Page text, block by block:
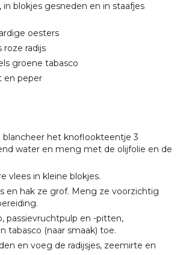
in blokjes gesneden en in staafjes
oesters
roze radijs
groene tabasco
en peper
blancheer het knoflookteentje 3
water en meng met de olijfolie en de
vlees in kleine blokjes.
en hak ze grof. Meng ze voorzichtig
passievruchtpulp en -pitten,
tabasco (naar smaak) toe.
en voeg de radijsjes, zeemirte en